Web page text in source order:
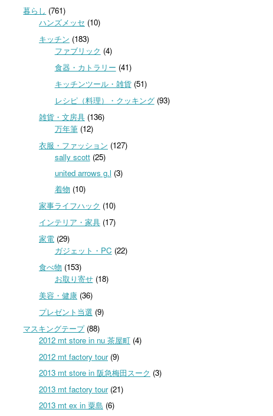
暮らし (761)
ハンズメッセ (10)
キッチン (183)
ファブリック (4)
食器・カトラリー (41)
キッチンツール・雑貨(51)
レシピ（料理）・クッキング(93)
雑貨・文房具(136)
万年筆(12)
衣服・ファッション (127)
sally scott(25)
united arrows g.l (3)
着物 (10)
家事ライフハック (10)
インテリア・家具(17)
家電(29)
ガジェット・PC (22)
食べ物 (153)
お取り寄せ(18)
美容・健康(36)
プレゼント当選 (9)
マスキングテープ(88)
2012 mt store in nu 茶屋町(4)
2012 mt factory tour(9)
2013 mt store in 阪急梅田スーク (3)
2013 mt factory tour(21)
2013 mt ex in 粟島 (6)